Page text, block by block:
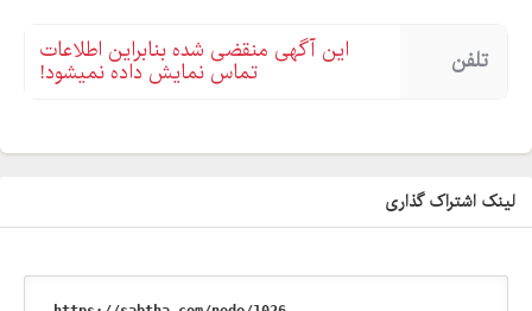
تلفن این آگهی منقضی شده بنابراین اطلاعات
تماس نمایش داده نمیشود!
لینک اشتراک گذاری